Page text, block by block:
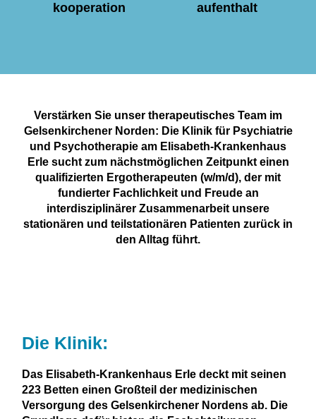
kooperation
aufenthalt
Verstärken Sie unser therapeutisches Team im
Gelsenkirchener Norden: Die Klinik für Psychiatrie
und Psychotherapie am Elisabeth-Krankenhaus
Erle sucht zum nächstmöglichen Zeitpunkt einen
qualifizierten Ergotherapeuten (w/m/d), der mit
fundierter Fachlichkeit und Freude an
interdisziplinärer Zusammenarbeit unsere
stationären und teilstationären Patienten zurück in
den Alltag führt.
Die Klinik:
Das Elisabeth-Krankenhaus Erle deckt mit seinen
223 Betten einen Großteil der medizinischen
Versorgung des Gelsenkirchener Nordens ab. Die